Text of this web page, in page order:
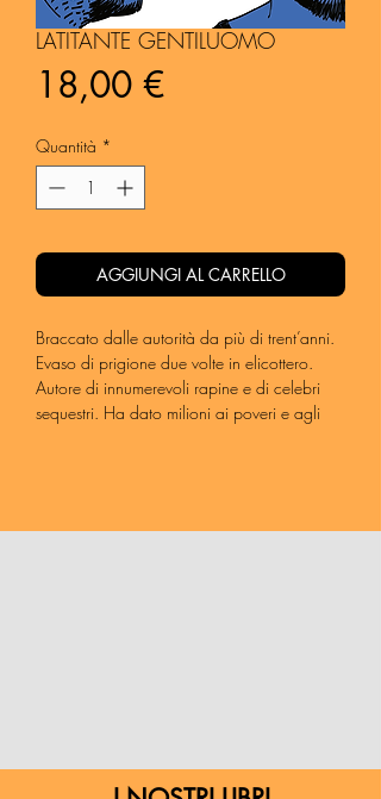
LATITANTE GENTILUOMO
18,00 €Prezzo
Quantità *
AGGIUNGI AL CARRELLO
Braccato dalle autorità da più di trent’anni.
Evaso di prigione due volte in elicottero.
Autore di innumerevoli rapine e di celebri
sequestri. Ha dato milioni ai poveri e agli
Paese. Vassilis Paleokostasnon è interessato
sorprendentemente riflessivo. La sua è una